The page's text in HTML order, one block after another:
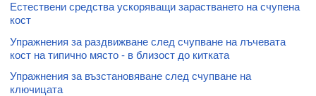
Естествени средства ускоряващи зарастването на счупена
кост
Упражнения за раздвижване след счупване на лъчевата
кост на типично място - в близост до китката
Упражнения за възстановяване след счупване на
ключицата